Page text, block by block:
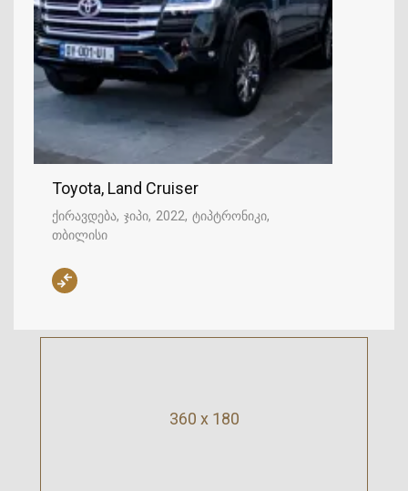
Toyota, Land Cruiser
ქირავდება ჯიპი 2022 ტიპტრონიკი
თბილისი
360 x 180